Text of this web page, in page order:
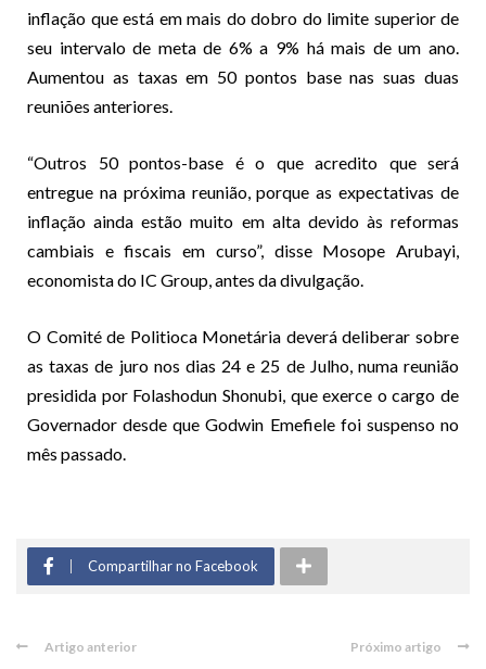
inflação que está em mais do dobro do limite superior de
seu intervalo de meta de 6% a 9% há mais de um ano.
Aumentou as taxas em 50 pontos base nas suas duas
reuniões anteriores.
“Outros 50 pontos-base é o que acredito que será
entregue na próxima reunião, porque as expectativas de
inflação ainda estão muito em alta devido às reformas
cambiais e fiscais em curso”, disse Mosope Arubayi,
economista do IC Group, antes da divulgação.
O Comité de Politioca Monetária deverá deliberar sobre
as taxas de juro nos dias 24 e 25 de Julho, numa reunião
presidida por Folashodun Shonubi, que exerce o cargo de
Governador desde que Godwin Emefiele foi suspenso no
mês passado.
Compartilhar no Facebook
Artigo anterior Próximo artigo